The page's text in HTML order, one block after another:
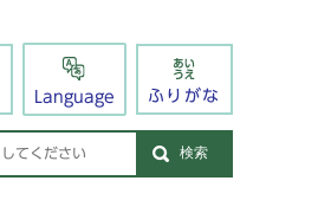
Language ふりがな
検索